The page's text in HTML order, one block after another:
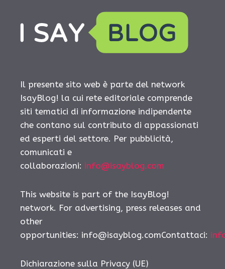
Il presente sito web è parte del network
IsayBlog! la cui rete editoriale comprende
siti tematici di informazione indipendente
che contano sul contributo di appassionati
ed esperti del settore. Per pubblicità,
comunicati e
collaborazioni: info@isayblog.com
This website is part of the IsayBlog!
network. For advertising, press releases and
other
opportunities: info@isayblog.comContattaci:
Dichiarazione sulla Privacy (UE)